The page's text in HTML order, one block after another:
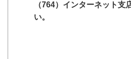
（764）インターネット支
い。